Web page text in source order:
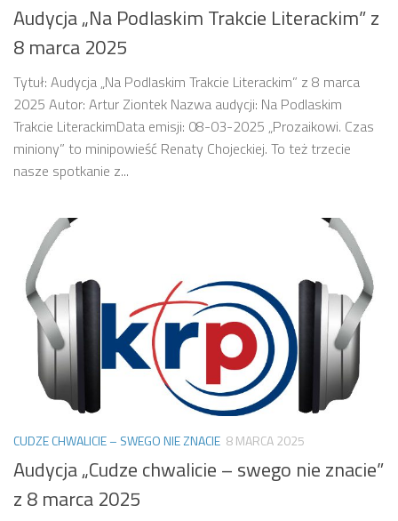
Audycja „Na Podlaskim Trakcie Literackim” z
8 marca 2025
Tytuł: Audycja „Na Podlaskim Trakcie Literackim” z 8 marca
2025 Autor: Artur Ziontek Nazwa audycji: Na Podlaskim
Trakcie LiterackimData emisji: 08-03-2025 „Prozaikowi. Czas
miniony” to minipowieść Renaty Chojeckiej. To też trzecie
nasze spotkanie z...
CUDZE CHWALICIE – SWEGO NIE ZNACIE 8 MARCA 2025
Audycja „Cudze chwalicie – swego nie znacie”
z 8 marca 2025